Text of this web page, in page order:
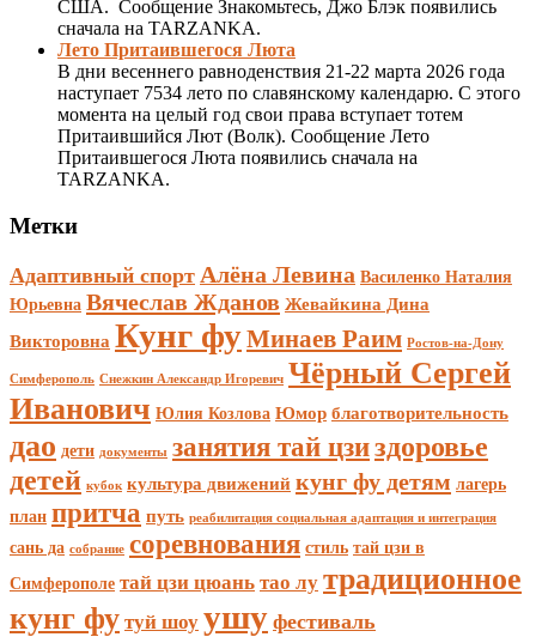
США. Сообщение Знакомьтесь, Джо Блэк появились
сначала на TARZANKA.
Лето Притаившегося Люта
В дни весеннего равноденствия 21-22 марта 2026 года
наступает 7534 лето по славянскому календарю. С этого
момента на целый год свои права вступает тотем
Притаившийся Лют (Волк). Сообщение Лето
Притаившегося Люта появились сначала на
TARZANKA.
Метки
Адаптивный спорт Алёна Левина Василенко Наталия
Юрьевна Вячеслав Жданов Жевайкина Дина
Викторовна Кунг фуМинаев Раим Ростов-на-Дону
Симферополь Снежкин Александр Игоревич Чёрный Сергей
Иванович Юлия Козлова Юмор благотворительность
дао дети документы занятия тай цзиздоровье
детей кубок культура движений кунг фу детям лагерь
план притча путь реабилитация социальная адаптация и интеграция
сань да собрание соревнования стиль тай цзи в
Симферополе тай цзи цюань тао лу традиционное
кунг фу туй шоу ушу фестиваль